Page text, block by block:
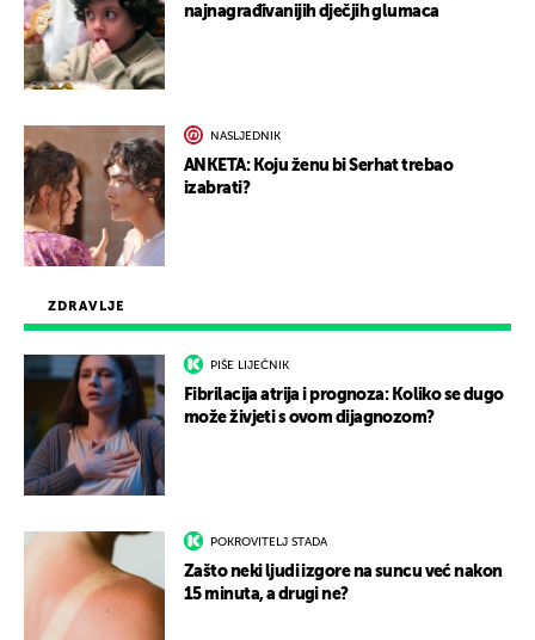
ZDRAVLJE
PIŠE LIJEČNIK
Fibrilacija atrija i prognoza: Koliko se dugo
može živjeti s ovom dijagnozom?
POKROVITELJ STADA
Zašto neki ljudi izgore na suncu već nakon
15 minuta, a drugi ne?
najnagrađivanijih dječjih glumaca
NASLJEDNIK
ANKETA: Koju ženu bi Serhat trebao
izabrati?